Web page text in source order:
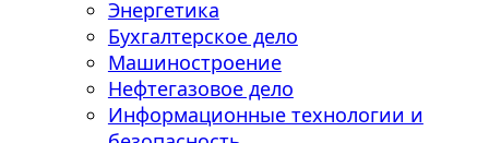
Энергетика
Бухгалтерское дело
Машиностроение
Нефтегазовое дело
Информационные технологии и